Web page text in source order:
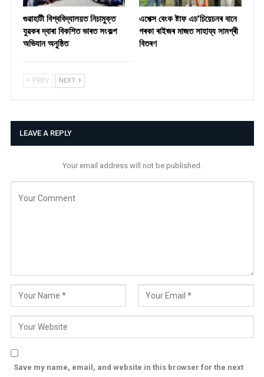
গুৱাহাটী বিশ্ববিদ্যালয়ত নিচামুক্ত
যুৱকৰ দ্বাৰা বিকশিত ভাৰত সংকল্প
অভিযান অনুষ্ঠিত
​এপেক্স বেংক ষ্টাফ এচ’চিয়েচনৰ বানে
গৰকা ৰাইজৰ মাজত সাহায্য সামগ্ৰী
বিতৰণ ​
PREV NEXT
LEAVE A REPLY
Your email address will not be published.
Save my name, email, and website in this browser for the next